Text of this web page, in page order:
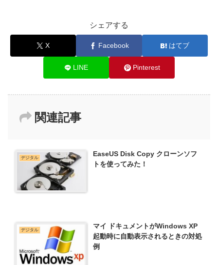
シェアする
X Facebook はてブ
LINE Pinterest
関連記事
デジタル
EaseUS Disk Copy クローンソフ
トを使ってみた！
デジタル
マイ ドキュメントがWindows XP
起動時に自動表示されるときの対処
例